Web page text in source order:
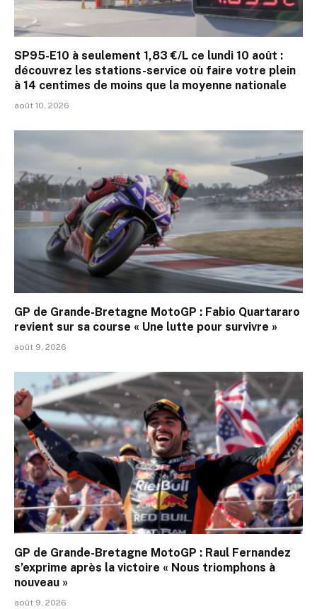
SP95-E10 à seulement 1,83 €/L ce lundi 10 août :
découvrez les stations-service où faire votre plein
à 14 centimes de moins que la moyenne nationale
août 10, 2026
GP de Grande-Bretagne MotoGP : Fabio Quartararo
revient sur sa course « Une lutte pour survivre »
août 9, 2026
GP de Grande-Bretagne MotoGP : Raul Fernandez
s’exprime après la victoire « Nous triomphons à
nouveau »
août 9, 2026